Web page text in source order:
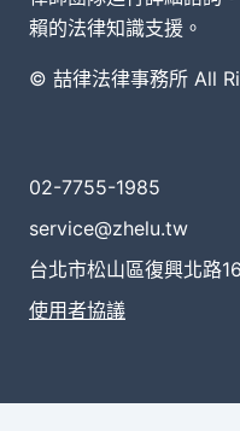
賴的法律知識支援。
© 喆律法律事務所 All
02-7755-1985
service@zhelu.tw
台北市松山區復興北路
使用者協議